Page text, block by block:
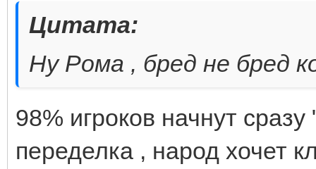
Цитата:
Ну Рома , бред не бред
98% игроков начнут
переделка , народ хочет